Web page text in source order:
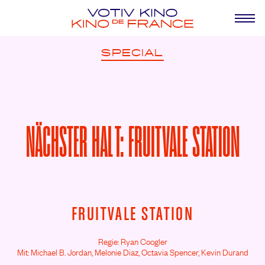
SPECIAL
NÄCHSTER HALT: FRUITVALE STATION
FRUITVALE STATION
Regie: Ryan Coogler
Mit: Michael B. Jordan, Melonie Diaz, Octavia Spencer, Kevin Durand